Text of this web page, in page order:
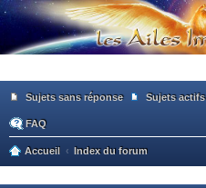
Sujets sans réponse Sujets actifs
FAQ
Accueil
Index du forum